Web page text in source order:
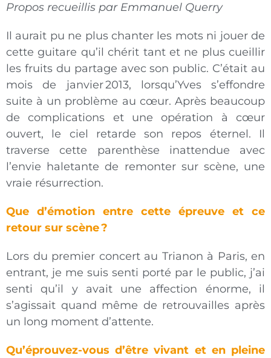
Propos recueillis par Emmanuel Querry
Il aurait pu ne plus chanter les mots ni jouer de
cette guitare qu’il chérit tant et ne plus cueillir
les fruits du partage avec son public. C’était au
mois de janvier 2013, lorsqu’Yves s’effondre
suite à un problème au cœur. Après beaucoup
de complications et une opération à cœur
ouvert, le ciel retarde son repos éternel. Il
traverse cette parenthèse inattendue avec
l’envie haletante de remonter sur scène, une
vraie résurrection.
Que d’émotion entre cette épreuve et ce
retour sur scène ?
Lors du premier concert au Trianon à Paris, en
entrant, je me suis senti porté par le public, j’ai
senti qu’il y avait une affection énorme, il
s’agissait quand même de retrouvailles après
un long moment d’attente.
Qu’éprouvez-vous d’être vivant et en pleine